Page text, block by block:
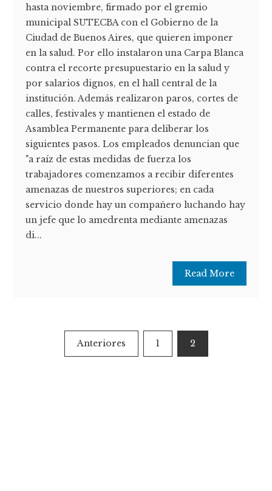
hasta noviembre, firmado por el gremio
municipal SUTECBA con el Gobierno de la
Ciudad de Buenos Aires, que quieren imponer
en la salud. Por ello instalaron una Carpa Blanca
contra el recorte presupuestario en la salud y
por salarios dignos, en el hall central de la
institución. Además realizaron paros, cortes de
calles, festivales y mantienen el estado de
Asamblea Permanente para deliberar los
siguientes pasos. Los empleados denuncian que
"a raíz de estas medidas de fuerza los
trabajadores comenzamos a recibir diferentes
amenazas de nuestros superiores; en cada
servicio donde hay un compañero luchando hay
un jefe que lo amedrenta mediante amenazas
di...
Read More
Paginación
Anteriores 1 2